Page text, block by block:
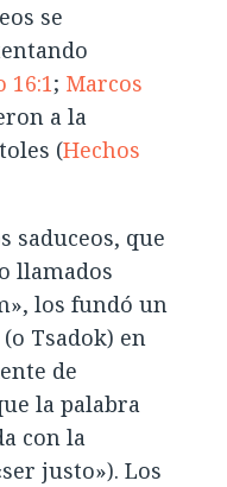
se
16:1; Marcos
a la
(Hechos
saduceos, que
llamados
los fundó un
Tsadok) en
de
la palabra
con la
justo»). Los